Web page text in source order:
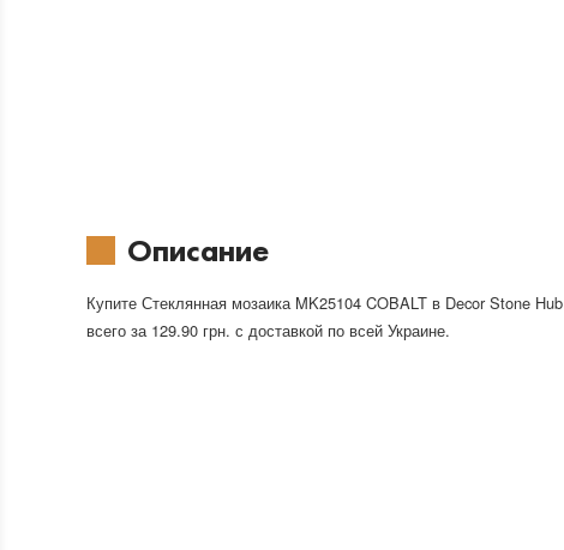
Описание
Купите Стеклянная мозаика MK25104 COBALT в Decor Stone Hub
всего за 129.90 грн. с доставкой по всей Украине.